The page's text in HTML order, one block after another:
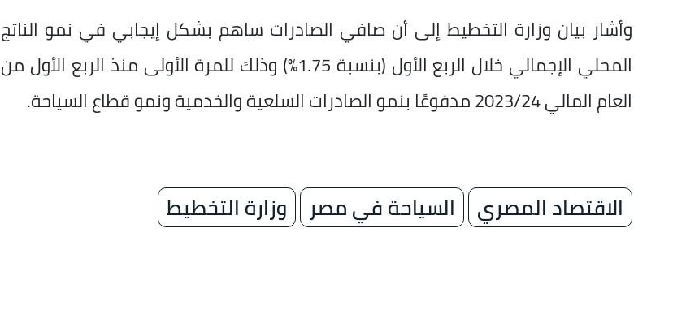
وأشار بيان وزارة التخطيط إلى أن صافي الصادرات ساهم بشكل إيجابي في نمو الناتج
المحلي الإجمالي خلال الربع الأول (بنسبة 1.75%) وذلك للمرة الأولى منذ الربع الأول من
العام المالي 2023/24 مدفوعًا بنمو الصادرات السلعية والخدمية ونمو قطاع السياحة.
الاقتصاد المصري السياحة في مصر وزارة التخطيط